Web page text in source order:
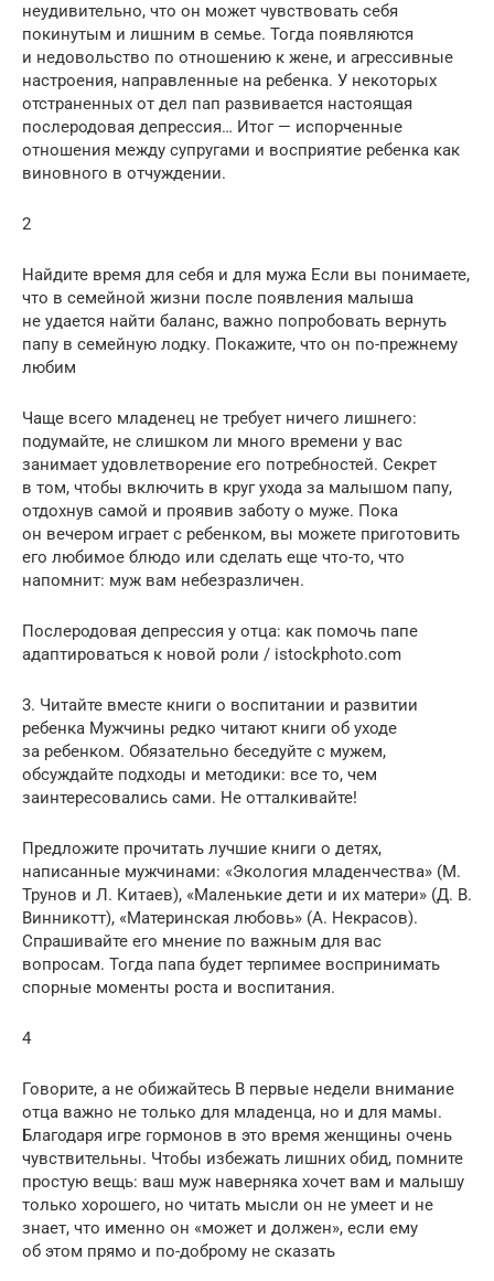
неудивительно, что он может чувствовать себя
покинутым и лишним в семье. Тогда появляются
и недовольство по отношению к жене, и агрессивные
настроения, направленные на ребенка. У некоторых
отстраненных от дел пап развивается настоящая
послеродовая депрессия… Итог — испорченные
отношения между супругами и восприятие ребенка как
виновного в отчуждении.
2
Найдите время для себя и для мужа Если вы понимаете,
что в семейной жизни после появления малыша
не удается найти баланс, важно попробовать вернуть
папу в семейную лодку. Покажите, что он по-прежнему
любим
Чаще всего младенец не требует ничего лишнего:
подумайте, не слишком ли много времени у вас
занимает удовлетворение его потребностей. Секрет
в том, чтобы включить в круг ухода за малышом папу,
отдохнув самой и проявив заботу о муже. Пока
он вечером играет с ребенком, вы можете приготовить
его любимое блюдо или сделать еще что-то, что
напомнит: муж вам небезразличен.
Послеродовая депрессия у отца: как помочь папе
адаптироваться к новой роли / istockphoto.com
3. Читайте вместе книги о воспитании и развитии
ребенка Мужчины редко читают книги об уходе
за ребенком. Обязательно беседуйте с мужем,
обсуждайте подходы и методики: все то, чем
заинтересовались сами. Не отталкивайте!
Предложите прочитать лучшие книги о детях,
написанные мужчинами: «Экология младенчества» (М.
Трунов и Л. Китаев), «Маленькие дети и их матери» (Д. В.
Винникотт), «Материнская любовь» (А. Некрасов).
Спрашивайте его мнение по важным для вас
вопросам. Тогда папа будет терпимее воспринимать
спорные моменты роста и воспитания.
4
Говорите, а не обижайтесь В первые недели внимание
отца важно не только для младенца, но и для мамы.
Благодаря игре гормонов в это время женщины очень
чувствительны. Чтобы избежать лишних обид, помните
простую вещь: ваш муж наверняка хочет вам и малышу
только хорошего, но читать мысли он не умеет и не
знает, что именно он «может и должен», если ему
об этом прямо и по-доброму не сказать